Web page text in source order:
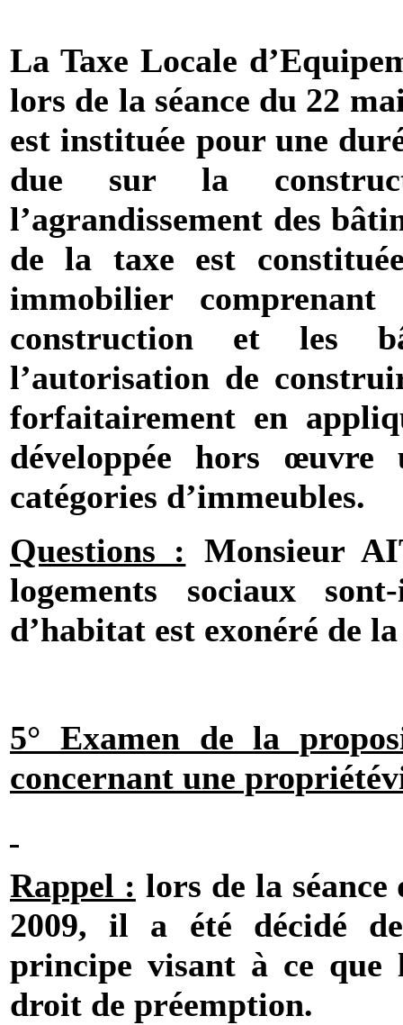
La Taxe Locale
lors de la séance du 22
est instituée pour une
due sur la
l’agrandissement des
de la taxe est
immobilier
construction et les
l’autorisation de
forfaitairement en
développée hors
catégories d’immeubles.
Questions : Monsieur
logements sociaux
d’habitat est exonéré de
5° Examen de la
concernant une
Rappel : lors de la
2009, il a été décidé
principe visant à ce que
droit de préemption.